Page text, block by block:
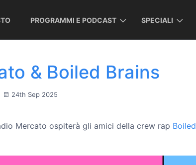
PROGRAMMI E PODCAST SPECIALI
& Boiled Brains
24th Sep 2025
Mercato ospiterà gli amici della crew rap Boiled